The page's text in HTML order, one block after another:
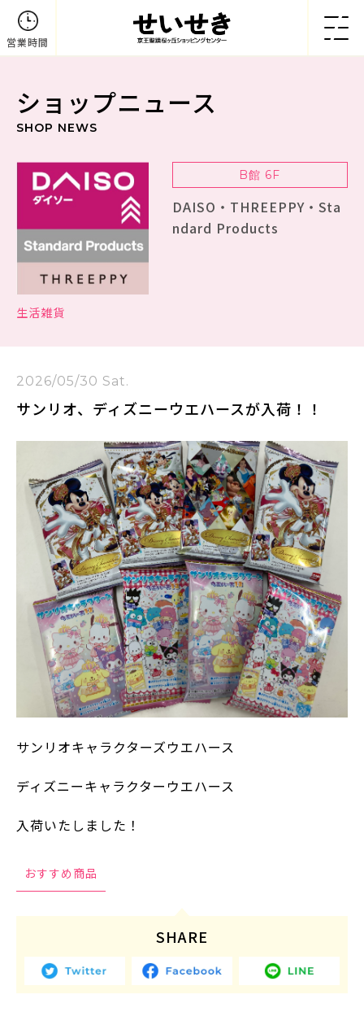
営業時間
ショップニュース
SHOP NEWS
B館 6F
DAISO・THREEPPY・Sta
ndard Products
生活雑貨
2026/05/30 Sat.
サンリオ、ディズニーウエハースが入荷！！
サンリオキャラクターズウエハース
ディズニーキャラクターウエハース
入荷いたしました！
おすすめ商品
SHARE